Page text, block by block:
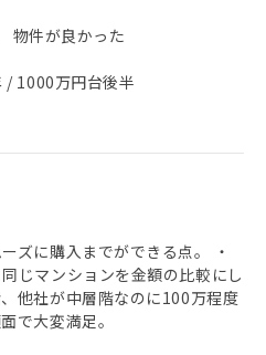
物件が良かった
/ 1000万円台後半
ズに購入までができる点。 ・
じマンションを金額の比較にし
他社が中層階なのに100万程度
で大変満足。